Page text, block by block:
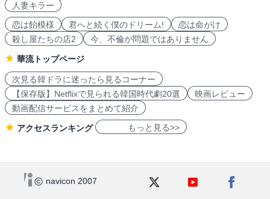
人妻キラー
恋は飴模様
君へと続く僕のドリーム!
恋は命がけ
殺し屋たちの店2
今、不倫が問題ではありません
華流トップページ
次見る韓ドラに迷ったら見るコーナー
【保存版】Netflixで見られる韓国時代劇20選
映画レビュー
動画配信サービスをまとめて紹介
アクセスランキング もっと見る>>
navicon 2007